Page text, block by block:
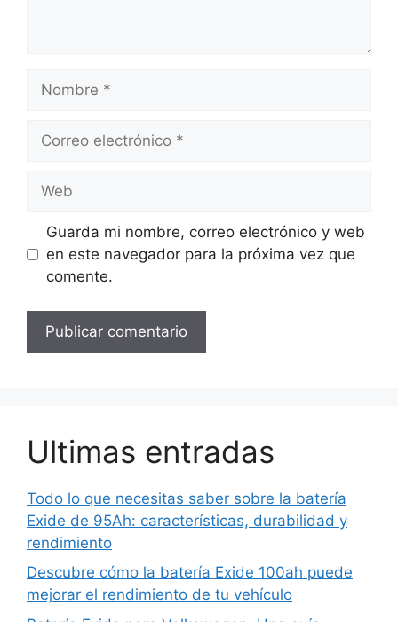
Nombre
Correo
Web
Guarda mi nombre, correo electrónico y web
en este navegador para la próxima vez que
comente.
Ultimas entradas
Todo lo que necesitas saber sobre la batería
Exide de 95Ah: características, durabilidad y
rendimiento
Descubre cómo la batería Exide 100ah puede
mejorar el rendimiento de tu vehículo